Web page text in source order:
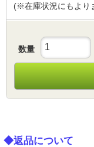
(※在庫状況にもより
数量
◆返品について